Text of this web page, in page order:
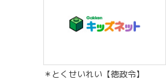
＊とくせいれい【徳政令】